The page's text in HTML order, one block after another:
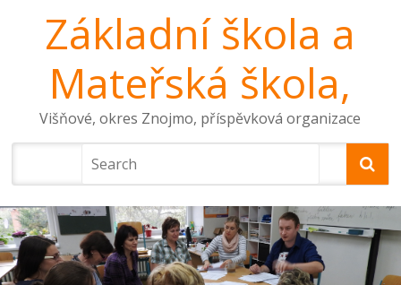
Základní škola a
Mateřská škola,
Višňové, okres Znojmo, příspěvková organizace